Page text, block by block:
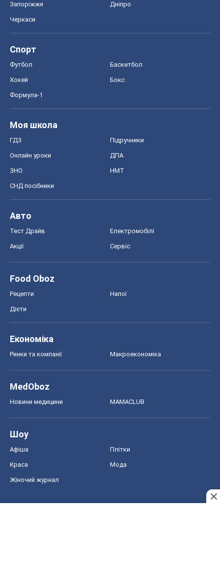
Запоріжжя Дніпро
Черкаси
Спорт
Футбол Баскетбол
Хокей Бокс
Формула-1
Моя школа
ГДЗ Підручники
Онлайн уроки ДПА
ЗНО НМТ
СНД посібники
Авто
Тест Драйв Електромобілі
Акції Сервіс
Food Oboz
Рецепти Напої
Дієти
Економіка
Ринки та компанії Макроекономіка
MedOboz
Новини медицини MAMACLUB
Шоу
Афіша Плітки
Краса Мода
Жіночий журнал